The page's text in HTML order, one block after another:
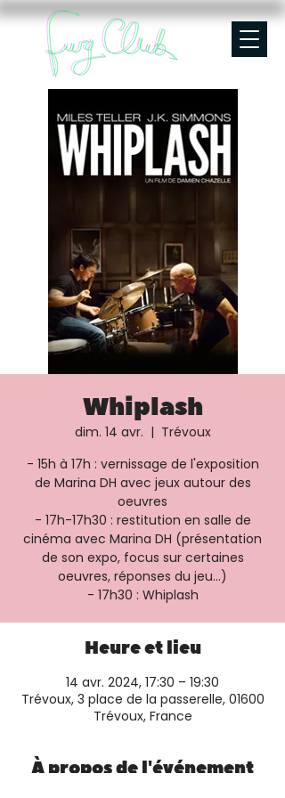
Whiplash
dim. 14 avr.
  |
Trévoux
- 15h à 17h : vernissage de l'exposition
de Marina DH avec jeux autour des
oeuvres
- 17h-17h30 : restitution en salle de
cinéma avec Marina DH (présentation
de son expo, focus sur certaines
oeuvres, réponses du jeu...)
- 17h30 : Whiplash
Heure et lieu
14 avr. 2024, 17:30 – 19:30
Trévoux, 3 place de la passerelle, 01600
Trévoux, France
À propos de l'événement